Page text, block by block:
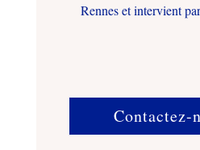
Rennes et intervient
Contactez-